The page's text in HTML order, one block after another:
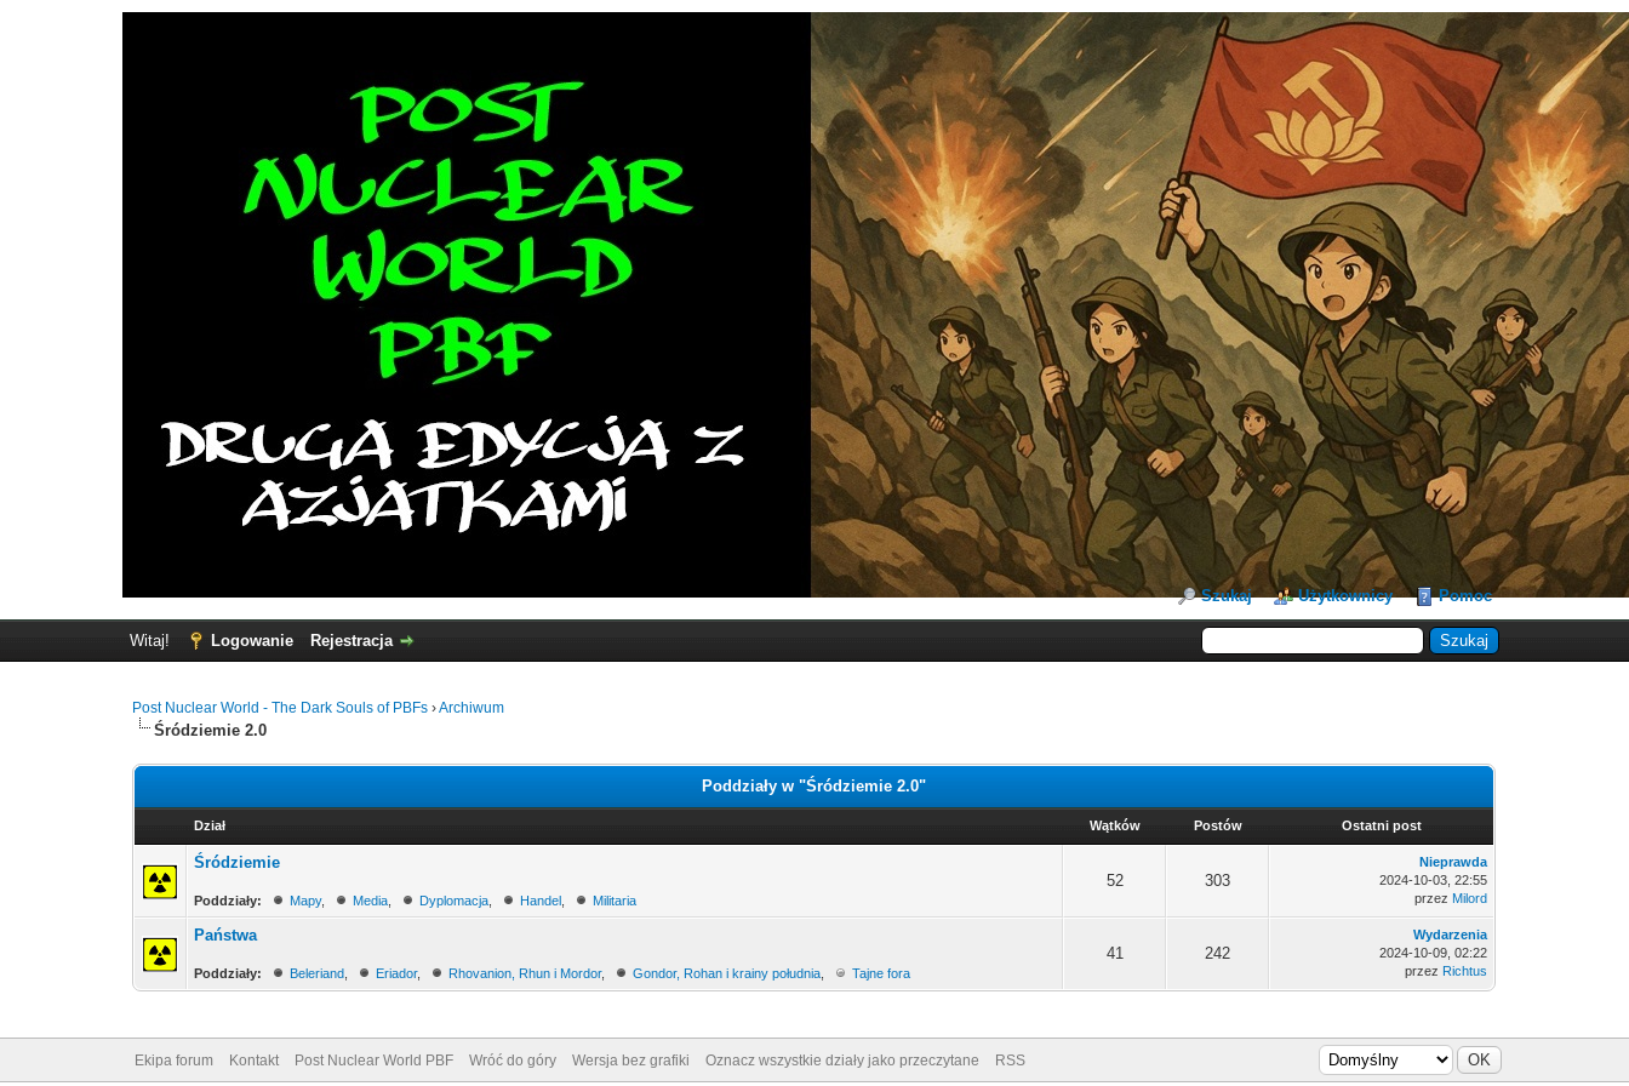
Szukaj Użytkownicy Pomoc
Witaj! Logowanie Rejestracja
Post Nuclear World - The Dark Souls of PBFs ›Archiwum
Śródziemie 2.0
Poddziały w "Śródziemie 2.0"
Dział Wątków Postów Ostatni post
Śródziemie
Poddziały: Mapy, Media Dyplomacja Handel Militaria
52 303
Nieprawda
2024-10-03, 22:55
przez Milord
Państwa
Poddziały: Beleriand Eriador, Rhovanion, Rhun i Mordor, Gondor, Rohan i krainy południa Tajne fora
41 242
Wydarzenia
2024-10-09, 02:22
przez Richtus
Ekipa forum Kontakt Post Nuclear World PBF Wróć do góry Wersja bez grafiki Oznacz wszystkie działy jako przeczytane RSS